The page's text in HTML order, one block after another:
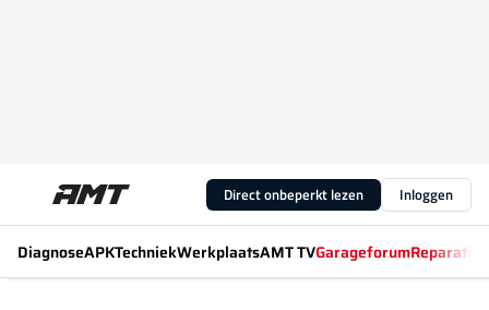
Direct onbeperkt lezen Inloggen
DiagnoseAPKTechniekWerkplaatsAMT TVGarageforum